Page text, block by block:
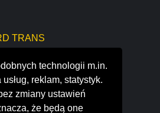
technologii m.in.
reklam, statystyk.
zmiany ustawień
że będą one
TRANS
BOGUMIŁA BARTEL